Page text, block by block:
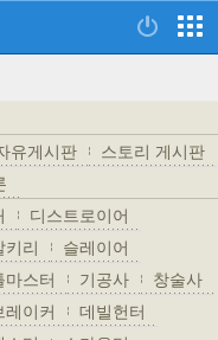
유게시판
스토리 게시판
디스트로이어
키리
슬레이어
마스터 기공사
창술사
레이커
데빌헌터